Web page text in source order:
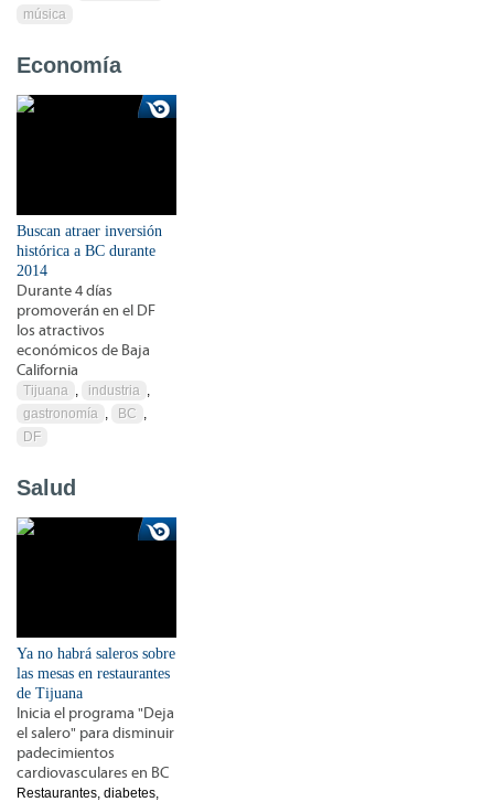
música
Economía
Buscan atraer inversión
histórica a BC durante
2014
Durante 4 días
promoverán en el DF
los atractivos
económicos de Baja
California
Tijuana , industria ,
gastronomía , BC ,
DF
Salud
Ya no habrá saleros sobre
las mesas en restaurantes
de Tijuana
Inicia el programa "Deja
el salero" para disminuir
padecimientos
cardiovasculares en BC
Restaurantes, diabetes,